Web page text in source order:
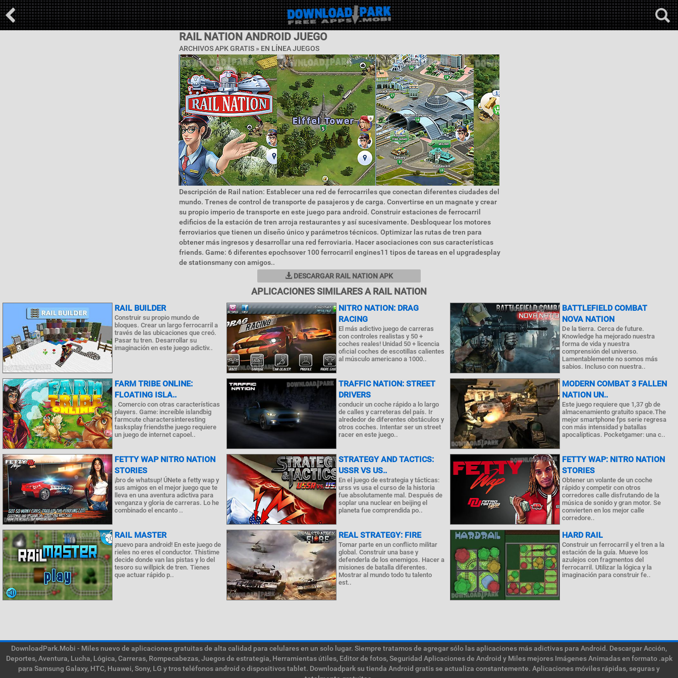
RAIL NATION ANDROID JUEGO
ARCHIVOS APK GRATIS » EN LÍNEA JUEGOS
Descripción de Rail nation: Establecer una red de ferrocarriles que conectan diferentes ciudades del
mundo. Trenes de control de transporte de pasajeros y de carga. Convertirse en un magnate y crear
su propio imperio de transporte en este juego para android. Construir estaciones de ferrocarril
edificios de la estación de tren arroja restaurantes y así sucesivamente. Desbloquear los motores
ferroviarios que tienen un diseño único y parámetros técnicos. Optimizar las rutas de tren para
obtener más ingresos y desarrollar una red ferroviaria. Hacer asociaciones con sus características
friends. Game: 6 diferentes epochsover 100 ferrocarril engines11 tipos de tareas en el upgradesplay
de stationsmany con amigos..
DESCARGAR RAIL NATION APK
APLICACIONES SIMILARES A RAIL NATION
RAIL BUILDER
Construir su propio mundo de
bloques. Crear un largo ferrocarril a
través de las ubicaciones que creó.
Pasar tu tren. Desarrollar su
imaginación en este juego adictiv..
NITRO NATION: DRAG
RACING
El más adictivo juego de carreras
con controles realistas y 50 +
coches reales! Unidad 50 + licencia
oficial coches de escotillas calientes
al músculo americano a 1000..
BATTLEFIELD COMBAT
NOVA NATION
De la tierra. Cerca de future.
Knowledge ha mejorado nuestra
forma de vida y nuestra
comprensión del universo.
Lamentablemente no somos más
sabios. Incluso con nuestra..
FARM TRIBE ONLINE:
FLOATING ISLA..
. Comercio con otras características
players. Game: increíble islandbig
farmcute charactersinteresting
tasksplay friendsthe juego requiere
un juego de internet capoel..
TRAFFIC NATION: STREET
DRIVERS
conducir un coche rápido a lo largo
de calles y carreteras del país. Ir
alrededor de diferentes obstáculos y
otros coches. Intentar ser un street
racer en este juego..
MODERN COMBAT 3 FALLEN
NATION UN..
Este juego requiere que 1,37 gb de
almacenamiento gratuito space.The
mejor smartphone fps serie regresa
con más intensidad y batallas
apocalípticas. Pocketgamer: una c..
FETTY WAP NITRO NATION
STORIES
¡bro de whatsup! ÚNete a fetty wap y
sus amigos en el mejor juego que te
lleva en una aventura adictiva para
venganza y gloria de carreras. Lo he
combinado el encanto ..
STRATEGY AND TACTICS:
USSR VS US..
En el juego de estrategia y tácticas:
urss vs usa el curso de la historia
fue absolutamente mal. Después de
soplar una nuclear en beijing el
planeta fue comprendida po..
FETTY WAP: NITRO NATION
STORIES
Obtener un volante de un coche
rápido y competir con otros
corredores calle disfrutando de la
música de sonido y gran motor. Se
convierten en los mejor calle
corredore..
RAIL MASTER
¡nuevo para android! En este juego de
rieles no eres el conductor. Thistime
decide donde van las pistas y lo del
tesoro su willpick de tren. Tienes
que actuar rápido p..
REAL STRATEGY: FIRE
Tomar parte en un conflicto militar
global. Construir una base y
defenderla de los enemigos. Hacer a
misiones de batalla diferentes.
Mostrar al mundo todo tu talento
est..
HARD RAIL
Construir un ferrocarril y el tren a la
estación de la guía. Mueve los
azulejos con fragmentos del
ferrocarril. Utilizar la lógica y la
imaginación para construir fe..
DownloadPark.Mobi - Miles nuevo de aplicaciones gratuitas de alta calidad para celulares en un solo lugar. Siempre tratamos de agregar sólo las aplicaciones más adictivas para Android. Descargar Acción,
Deportes, Aventura, Lucha, Lógica, Carreras, Rompecabezas, Juegos de estrategia, Herramientas útiles, Editor de fotos, Seguridad Aplicaciones de Android y Miles mejores Imágenes Animadas en formato .apk
para Samsung Galaxy, HTC, Huawei, Sony, LG y tros teléfonos android o dispositivos tablet. Downloadpark su tienda Android gratis se actualiza constantemente. Aplicaciones móviles rápidas, seguras y